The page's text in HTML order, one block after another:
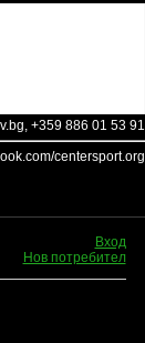
, +359 886 01 53 91
centersport.org
Вход
Нов потребител